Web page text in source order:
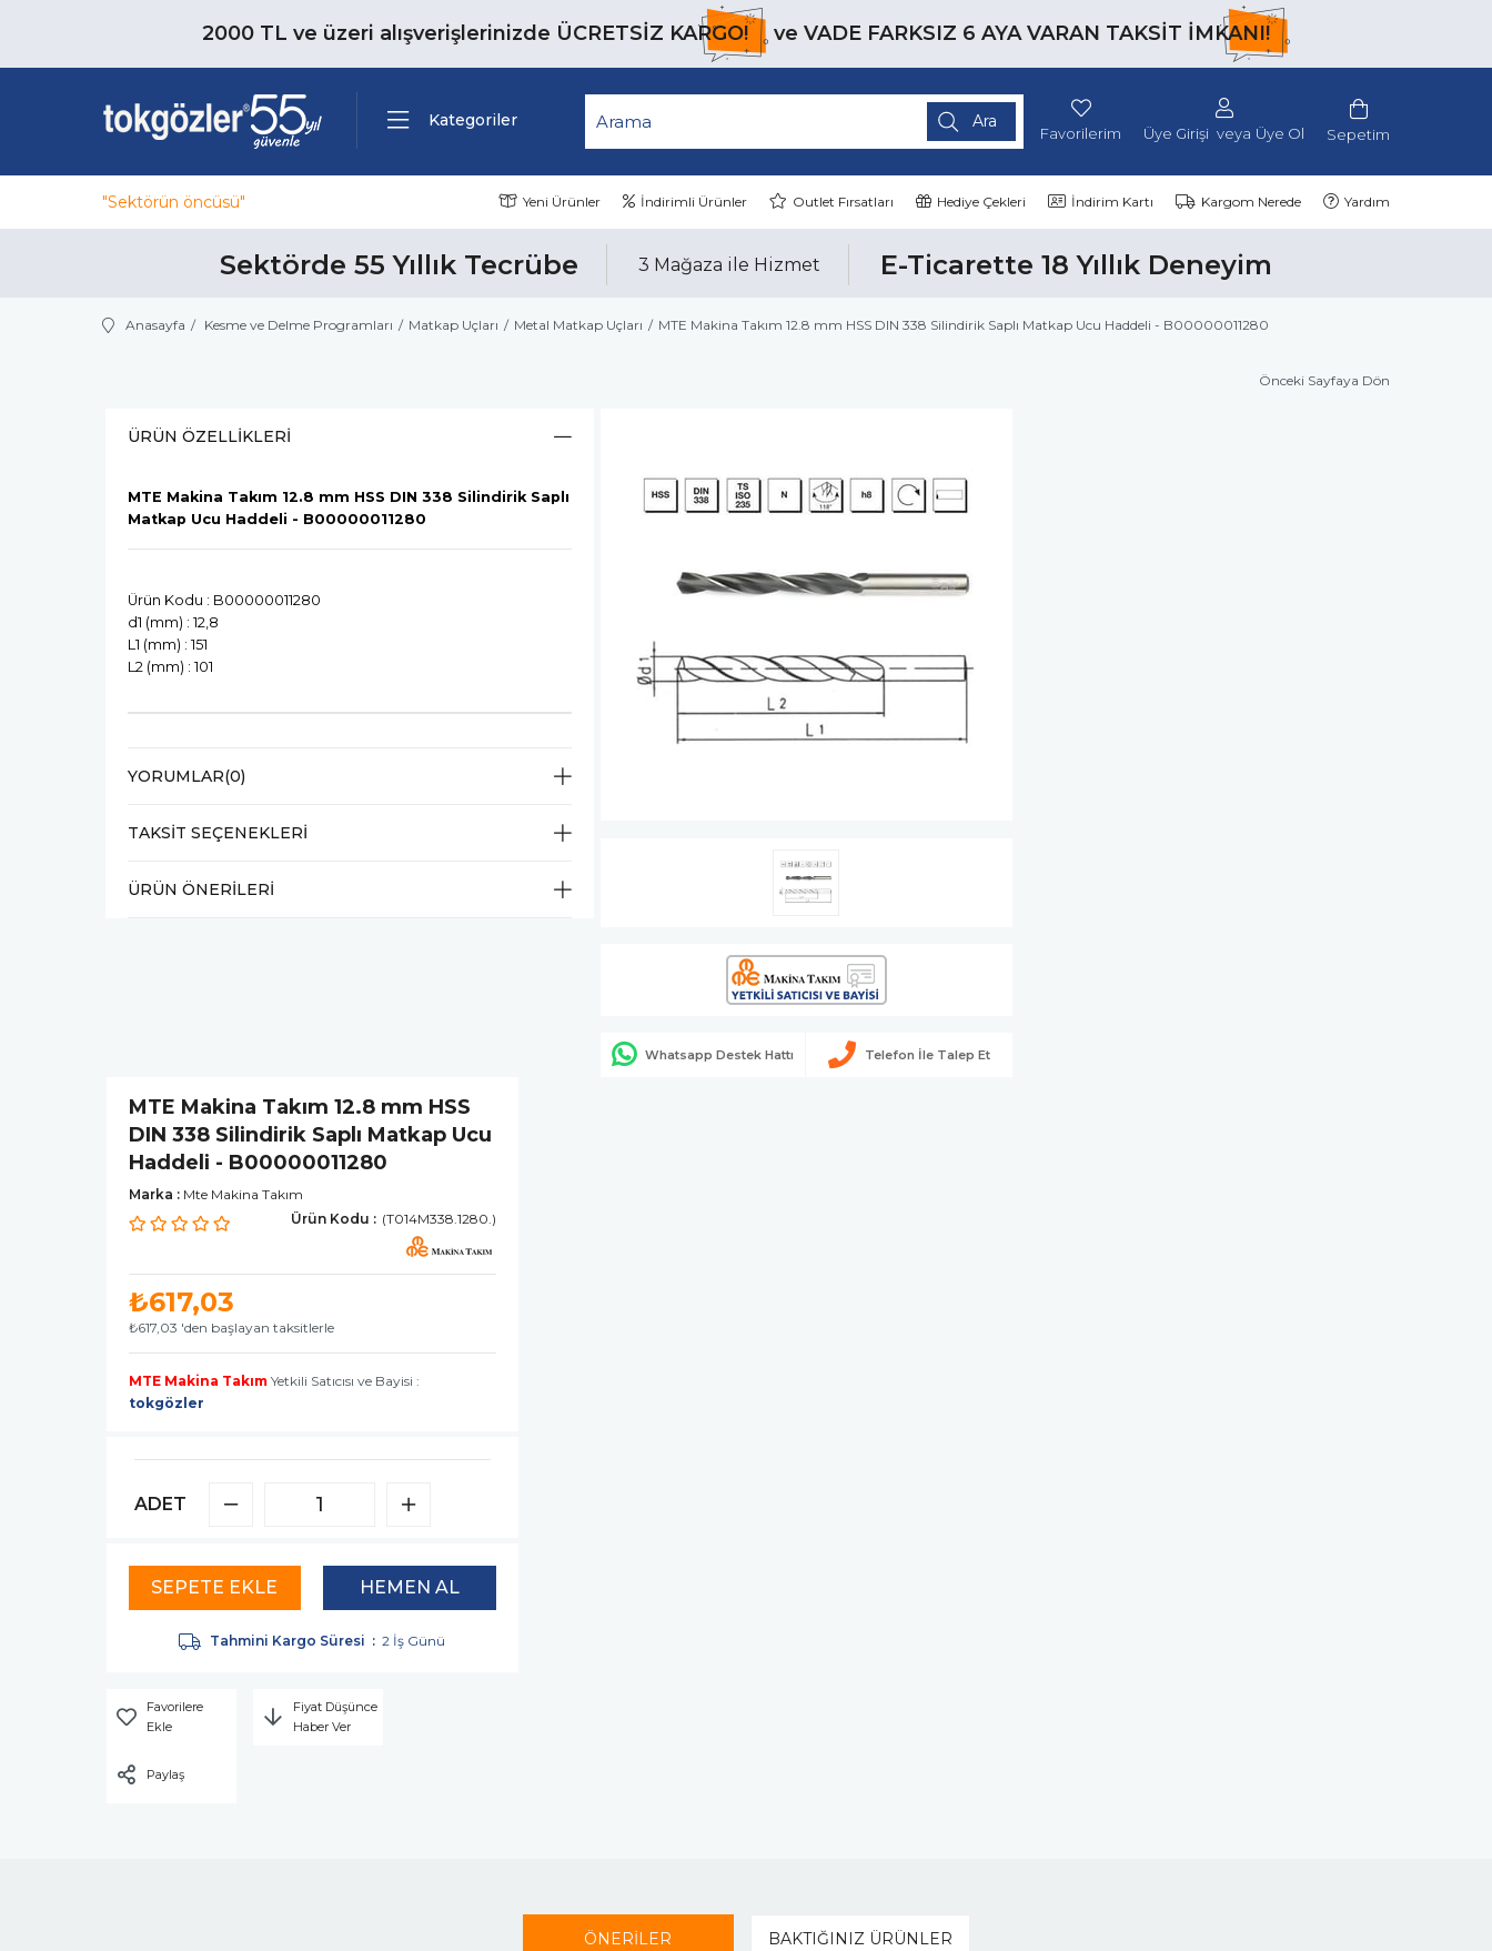
2000 TL ve üzeri alışverişlerinizde ÜCRETSİZ KARGO! ve VADE FARKSIZ 6 AYA VARAN TAKSİT İMKANI!
Kategoriler
Sepetim
Üye Girişi Üye Ol
Favorilerim
"Sektörün öncüsü" Yeni Ürünler İndirimli Ürünler Outlet Fırsatları Hediye Çekleri İndirim Kartı Kargom Nerede Yardım
Sektörde 55 Yıllık Tecrübe 3 Mağaza ile Hizmet E-Ticarette 18 Yıllık Deneyim
Anasayfa Kesme ve Delme Programları Matkap Uçları Metal Matkap Uçları MTE Makina Takım 12.8 mm HSS DIN 338 Silindirik Saplı Matkap Ucu Haddeli - B00000011280
Önceki Sayfaya Dön
ÜRÜN ÖZELLIKLERI
MTE Makina Takım 12.8 mm HSS DIN 338 Silindirik Saplı
Matkap Ucu Haddeli - B00000011280
Ürün Kodu : B00000011280
d1 (mm) : 12,8
L1 (mm) : 151
L2 (mm) : 101
YORUMLAR(0)
TAKSIT SEÇENEKLERI
ÜRÜN ÖNERILERI
Whatsapp Destek Hattı Telefon İle Talep Et
MTE Makina Takım 12.8 mm HSS
DIN 338 Silindirik Saplı Matkap Ucu
Haddeli - B00000011280
Marka : Mte Makina Takım
(T014M338.1280.)
₺617,03
₺617,03 'den başlayan taksitlerle
MTE Makina TakımYetkili Satıcısı ve Bayisi :
tokgözler
ADET
Tahmini Kargo Süresi : 2 İş Günü
Favorilere
Ekle
Fiyat Düşünce
Haber Ver
Paylaş
ÖNERİLER BAKTIĞINIZ ÜRÜNLER